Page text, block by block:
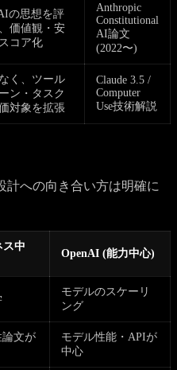
の思想を評
価値観・安
コア化
Anthropic
Constitutional
AI論文
(2022〜)
く、ツール
ン・タスク
対象を拡張
Claude 3.5 /
Computer
Use技術解説
計への向き合い方は明確に
ス中
OpenAI (能力中心)
モデルのスケーリ
ング
文が
モデル性能・APIが
中心